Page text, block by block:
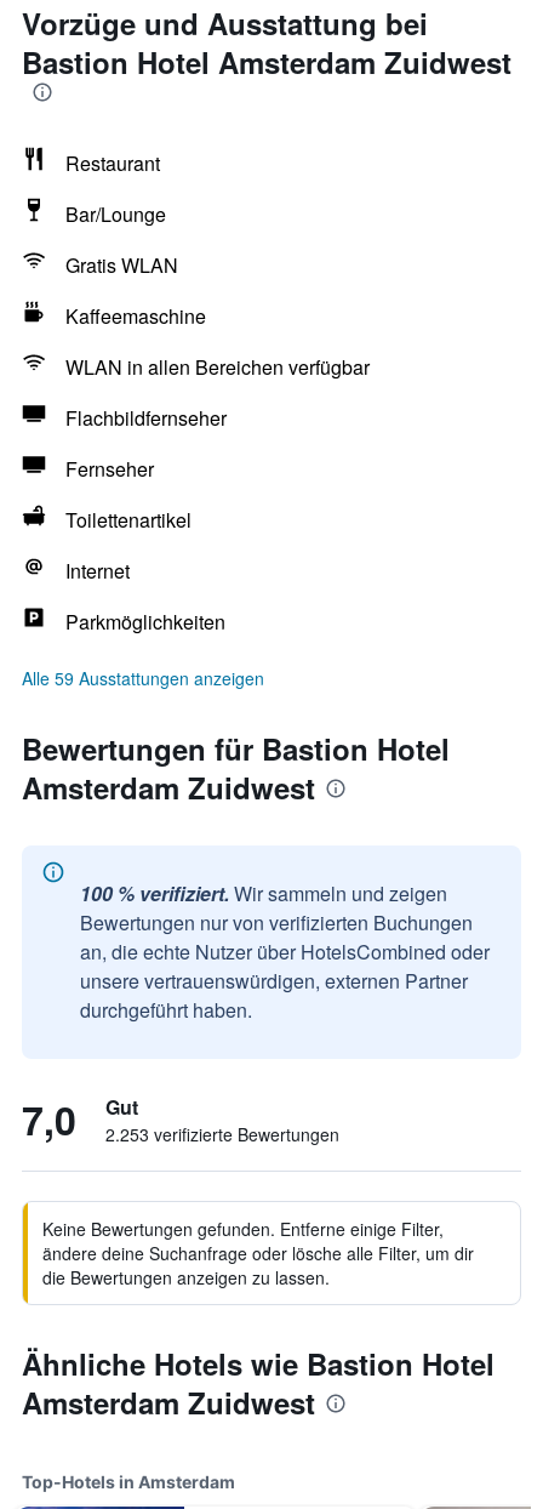
Vorzüge und Ausstattung bei
Bastion Hotel Amsterdam Zuidwest
Restaurant
Bar/Lounge
Gratis WLAN
Kaffeemaschine
WLAN in allen Bereichen verfügbar
Flachbildfernseher
Fernseher
Toilettenartikel
Internet
Parkmöglichkeiten
Alle 59 Ausstattungen anzeigen
Bewertungen für Bastion Hotel
Amsterdam Zuidwest
100 % verifiziert. Wir sammeln und zeigen
Bewertungen nur von verifizierten Buchungen
an, die echte Nutzer über HotelsCombined oder
unsere vertrauenswürdigen, externen Partner
durchgeführt haben.
7,0 Gut
2.253 verifizierte Bewertungen
Keine Bewertungen gefunden. Entferne einige Filter,
ändere deine Suchanfrage oder lösche alle Filter, um dir
die Bewertungen anzeigen zu lassen.
Ähnliche Hotels wie Bastion Hotel
Amsterdam Zuidwest
Top-Hotels in Amsterdam